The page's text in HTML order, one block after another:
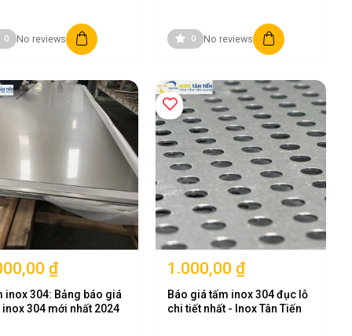
0 No reviews 0 No reviews
₫
inox 304: Bảng báo giá
304 mới nhất 2024
1.000,00 ₫
Báo giá tấm inox 304 đục lỗ
chi tiết nhất - Inox Tân Tiến